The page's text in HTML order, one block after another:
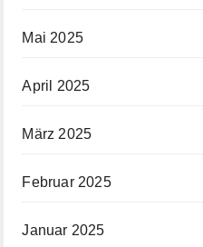
Mai 2025
April 2025
März 2025
Februar 2025
Januar 2025